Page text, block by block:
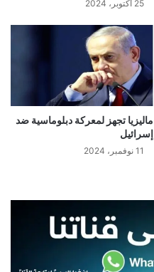
25 أكتوبر، 2024
ماليزيا تجهز لمعركة دبلوماسية ضد
إسرائيل
11 نوفمبر، 2024